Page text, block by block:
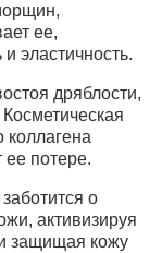
ее,
эластичность.
дряблости,
коллагена
ее потере.
о
активизируя
защищая кожу